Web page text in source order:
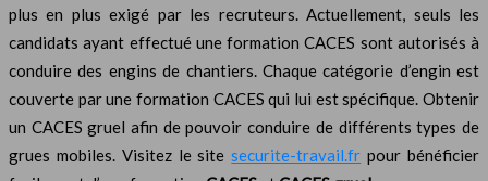
plus en plus exigé par les recruteurs. Actuellement, seuls les
candidats ayant effectué une formation CACES sont autorisés à
conduire des engins de chantiers. Chaque catégorie d’engin est
couverte par une formation CACES qui lui est spécifique. Obtenir
un CACES gruel afin de pouvoir conduire de différents types de
grues mobiles. Visitez le sitesecurite-travail.fr pour bénéficier